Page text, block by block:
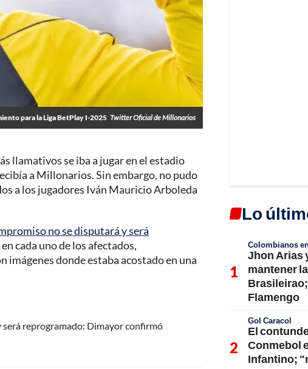
para la Liga BetPlay I-2025 Twitter Oficial de Millonarios
llamativos se iba a jugar en el estadio
a Millonarios. Sin embargo, no pudo
a los jugadores Iván Mauricio Arboleda
no se disputará y será
cada uno de los afectados,
donde estaba acostado en una
será reprogramado: Dimayor confirmó
Lo
Colombianos
Jhon Arias
mantener
Flamengo
Gol Caracol
El
Conmebol
Infantino;